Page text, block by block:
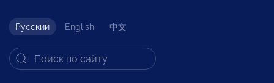
Русский English 中文